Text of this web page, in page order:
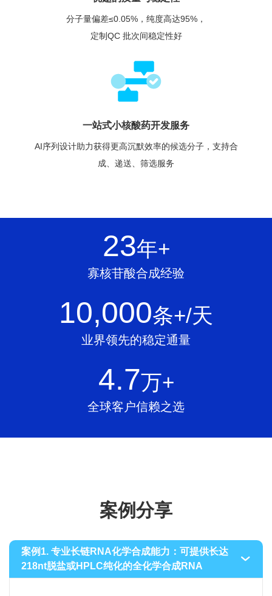
分子量偏差≤0.05%，纯度高达95%，
定制QC 批次间稳定性好
一站式小核酸药开发服务
AI序列设计助力获得更高沉默效率的候选分子，支持合
成、递送、筛选服务
23年+
寡核苷酸合成经验
10,000条+/天
业界领先的稳定通量
4.7万+
全球客户信赖之选
案例分享
案例1. 专业长链RNA化学合成能力：可提供长达
218nt脱盐或HPLC纯化的全化学合成RNA